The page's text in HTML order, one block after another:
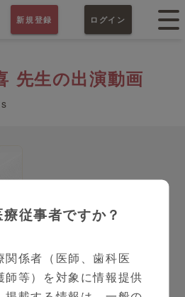
新規登録 ログイン
先生の出演動画
従事者ですか？
関係者（医師、歯科医
師等）を対象に情報提供